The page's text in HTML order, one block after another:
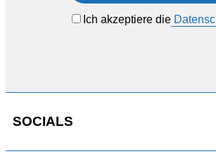
Ich akzeptiere die
SOCIALS